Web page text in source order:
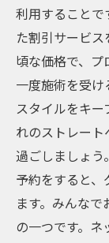
利用することで
た割引サービ
頃な価格で、プ
一度施術を受
スタイルをキ
れのストレート
過ごしましょう
予約をすると、
ます。みんな
の一つです。